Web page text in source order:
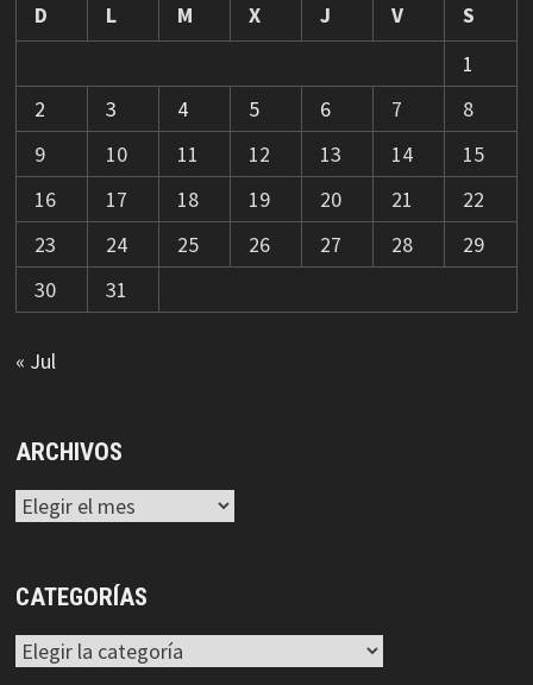
D
L M X J V
S
1
2
3 4 5 6 7
8
9
10 11 12 13 14
15
16
17 18 19 20 21
22
23
24 25 26 27 28
29
30
31
« Jul
ARCHIVOS
Archivos
CATEGORÍAS
Categorías